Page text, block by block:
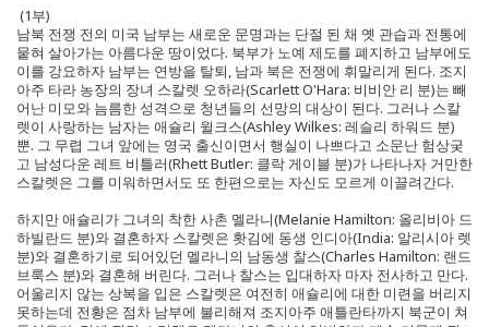
(1부)
남북 전쟁 전의 미국 남부는 새로운 문명과는 단절 된 채 옛 관습과 전통에
뭍혀 살아가는 아름다운 땅이었다. 북부가 노예 제도를 폐지하고 남부에도
이를 강요하자 남부는 연방을 탈퇴, 남과 북은 전쟁에 휘말리게 된다. 조지
아주 타라 농장의 장녀 스칼렛 오하라(Scarlett O'Hara: 비비안 리 분)는 빼
어난 미모와 늠름한 성격으로 청년들의 선망의 대상이 된다. 그러나 스칼
렛이 사랑하는 남자는 애슐리 윌크스(Ashley Wilkes: 레슬리 하워드 분)
뿐. 그 무렵 그녀 앞에는 영국 출신이면서 행실이 나쁘다고 소문난 험상궂
고 남성다운 레트 비틀러(Rhett Butler: 클락 게이블 분)가 나타나자 거만한
스칼렛은 그를 미워하면서도 또 한편으로는 자신도 모르게 이끌려간다.
하지만 애슐리가 그녀의 착한 사촌 멜라니(Melanie Hamilton: 올리비아 드
하빌란드 분)와 결혼하자 스칼렛은 홧김에 동생 인디아(India: 알리시아 렛
분)와 결혼하기로 되어있던 멜라니의 남동생 찰스(Charles Hamilton: 랜드
브룩스 분)와 결혼해 버린다. 그러나 찰스는 입대하자 마자 전사하고 만다.
어울리지 않는 상복을 입은 스칼렛은 여전히 애슐리에 대한 미련을 버리지
못하는데 전황은 점차 남부에 불리해져 조지아주 애틀란타까지 북군이 쳐